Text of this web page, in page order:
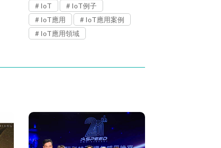
IoT
IoT例子
IoT應用
IoT應用案例
IoT應用領域